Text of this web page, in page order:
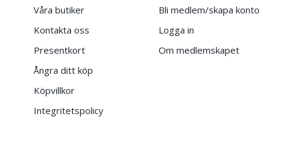
Våra butiker
Kontakta oss
Presentkort
Ångra ditt köp
Köpvillkor
Integritetspolicy
Bli medlem/skapa konto
Logga in
Om medlemskapet